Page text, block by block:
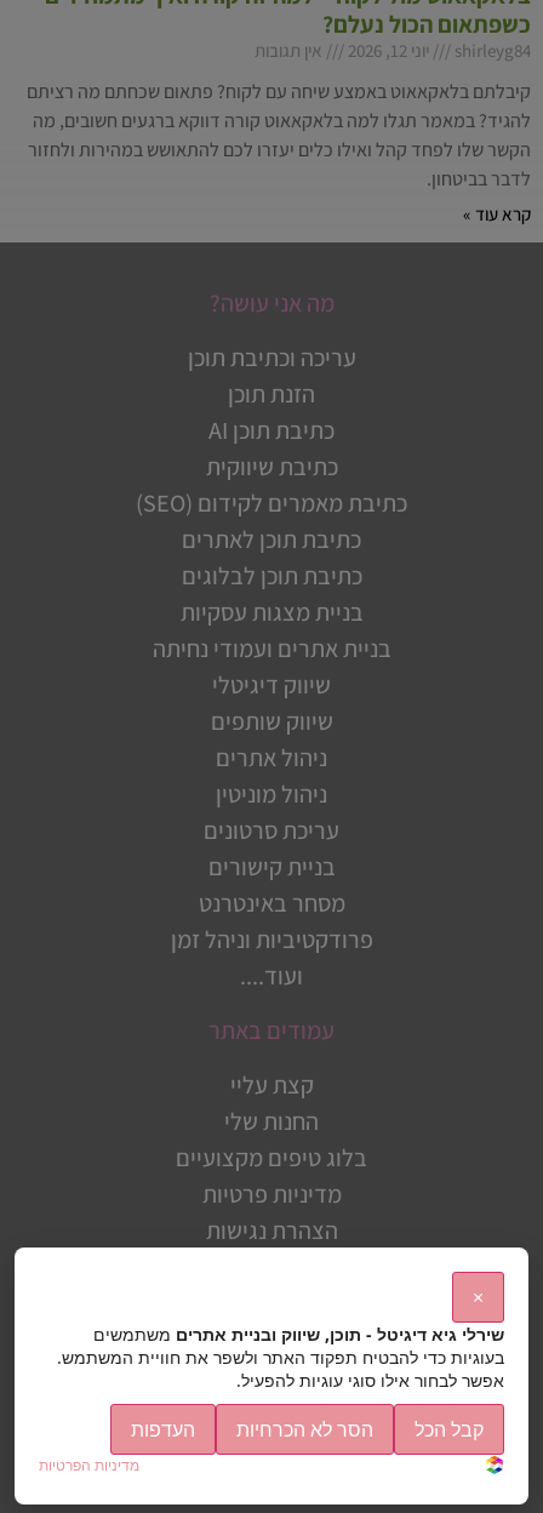
כשפתאום הכול נעלם?
shirleyg84 יוני 12, 2026 אין תגובות
קיבלתם בלאקאאוט באמצע שיחה עם לקוח? פתאום שכחתם מה רציתם
להגיד? במאמר תגלו למה בלאקאאוט קורה דווקא ברגעים חשובים, מה
הקשר שלו לפחד קהל ואילו כלים יעזרו לכם להתאושש במהירות ולחזור
לדבר בביטחון.
קרא עוד »
מה אני עושה?
עריכה וכתיבת תוכן
הזנת תוכן
כתיבת תוכן AI
כתיבת שיווקית
כתיבת מאמרים לקידום (SEO)
כתיבת תוכן לאתרים
כתיבת תוכן לבלוגים
בניית מצגות עסקיות
בניית אתרים ועמודי נחיתה
שיווק דיגיטלי
שיווק שותפים
ניהול אתרים
ניהול מוניטין
עריכת סרטונים
בניית קישורים
מסחר באינטרנט
פרודקטיביות וניהל זמן
ועוד....
עמודים באתר
קצת עליי
החנות שלי
בלוג טיפים מקצועיים
מדיניות פרטיות
הצהרת נגישות
פנו אליי בכל שאלה ובקשה
shirleyguy@hotmail.co.il
לחצו על האייקון לפנייה בוואטסאפ
×
שירלי גיא דיגיטל - תוכן, שיווק ובניית אתרים משתמשים
בעוגיות כדי להבטיח תפקוד האתר ולשפר את חוויית המשתמש.
אפשר לבחור אילו סוגי עוגיות להפעיל.
קבל הכל הסר לא הכרחיות העדפות
מדיניות הפרטיות